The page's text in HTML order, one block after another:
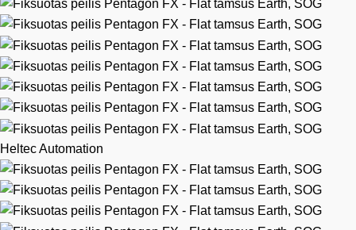
Heltec Automation